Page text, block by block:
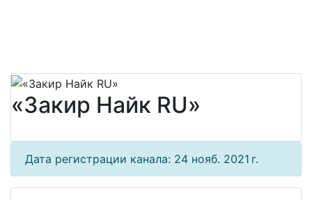
«Закир Найк RU»
Дата регистрации канала: 24 нояб. 2021 г.